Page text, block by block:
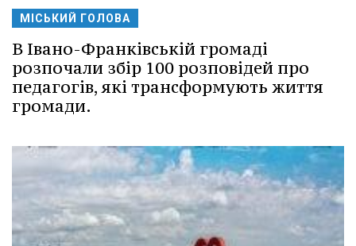
МІСЬКИЙ ГОЛОВА
В Івано-Франківській громаді
розпочали збір 100 розповідей про
педагогів, які трансформують життя
громади.